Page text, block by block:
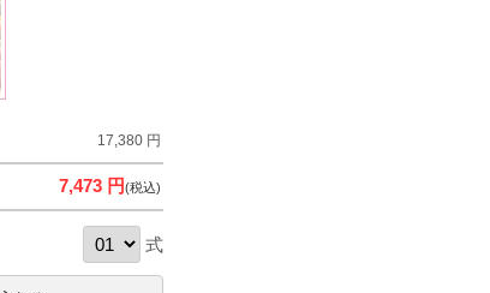
17,380 円
7,473 円(税込)
式